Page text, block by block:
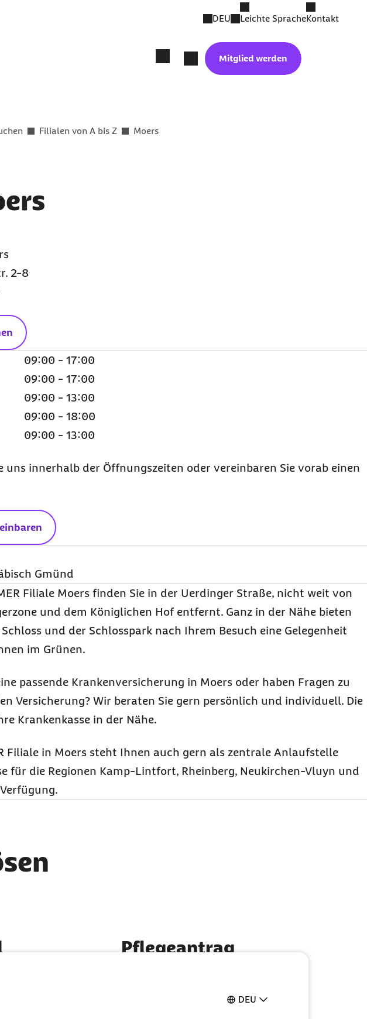
DEU
DEU Leichte SpracheKontakt
Mitglied werden
Filialen von A bis Z Moers
2-8
09:00 - 17:00
09:00 - 17:00
09:00 - 13:00
09:00 - 18:00
09:00 - 13:00
uns innerhalb der Öffnungszeiten oder vereinbaren Sie vorab einen
Gmünd
Filiale Moers finden Sie in der Uerdinger Straße, nicht weit von
und dem Königlichen Hof entfernt. Ganz in der Nähe bieten
und der Schlosspark nach Ihrem Besuch eine Gelegenheit
im Grünen.
passende Krankenversicherung in Moers oder haben Fragen zu
Versicherung? Wir beraten Sie gern persönlich und individuell. Die
Krankenkasse in der Nähe.
Filiale in Moers steht Ihnen auch gern als zentrale Anlaufstelle
für die Regionen Kamp-Lintfort, Rheinberg, Neukirchen-Vluyn und
Pflegeantrag